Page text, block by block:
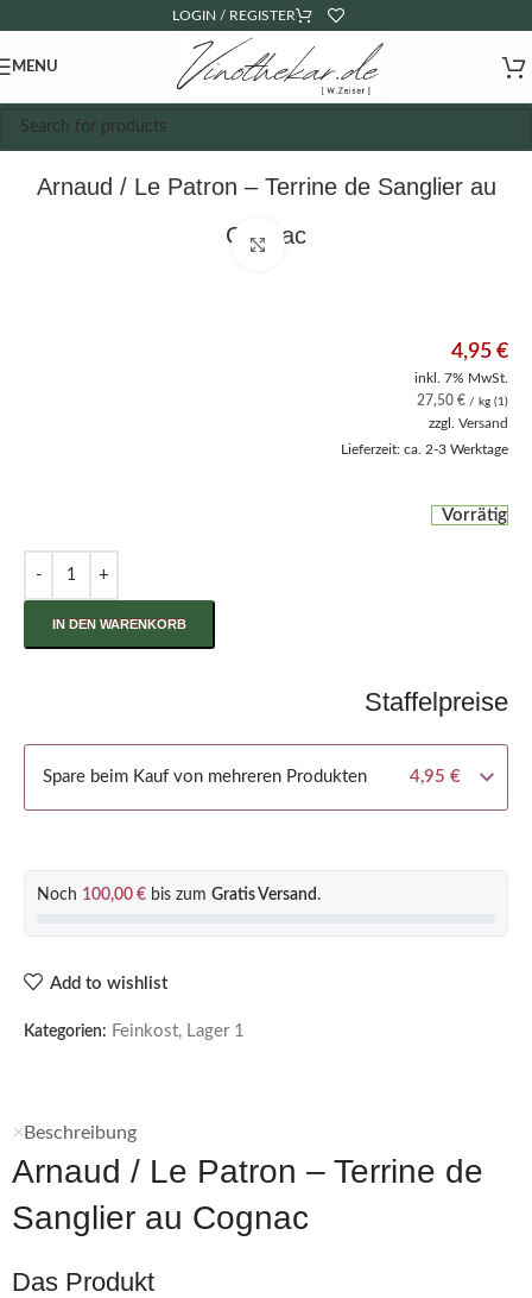
LOGIN / REGISTER
MENU
Arnaud / Le Patron – Terrine de Sanglier au
CognacClick to enlarge
4,95 €
inkl. 7% MwSt.
27,50 € / kg (1)
zzgl. Versand
Lieferzeit: ca. 2-3 Werktage
Vorrätig
IN DEN WARENKORB
Staffelpreise
Spare beim Kauf von mehreren Produkten 4,95 €
Noch 100,00 € bis zum Gratis Versand .
Add to wishlist
Kategorien: Feinkost, Lager 1
Beschreibung
Arnaud / Le Patron – Terrine de
Sanglier au Cognac
Das Produkt